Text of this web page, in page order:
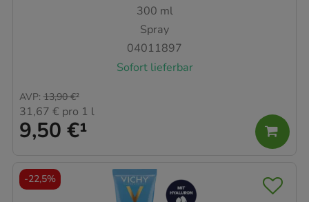
300 ml
Spray
04011897
Sofort lieferbar
9,50 €¹
AVP: 13,90 €²
31,67 € pro 1 l
-22,5%